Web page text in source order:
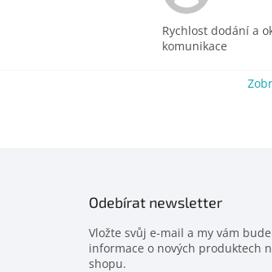
Rychlost dodání a
komunikace
Odebírat newsletter
Vložte svůj e-mail a my vám
informace o nových produktech
shopu.